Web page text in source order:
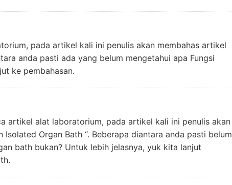
pada artikel kali ini penulis akan membahas artikel
anda pasti ada yang belum mengetahui apa Fungsi
ke pembahasan.
artikel alat laboratorium, pada artikel kali ini penulis akan
Organ Bath “. Beberapa diantara anda pasti belum
bath bukan? Untuk lebih jelasnya, yuk kita lanjut